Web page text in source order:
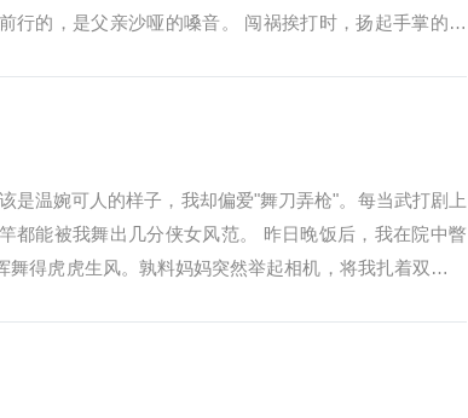
行的，是父亲沙哑的嗓音。 闯祸挨打时，扬起手掌的是
是温婉可人的样子，我却偏爱"舞刀弄枪"。每当武打剧上
都能被我舞出几分侠女风范。 昨日晚饭后，我在院中瞥
得虎虎生风。孰料妈妈突然举起相机，将我扎着双麻花